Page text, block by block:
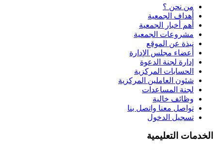
من نحن ؟
أهداف الجمعية
أهم أخبار الجمعية
مشروعات الجمعية
نبذة عن الموقع
أعضاء مجلس الإدارة
إدارة لجنة الدعوة
الحسابات المركزية
شئون العاملين المركزية
لجنة المساعدات
وظائف خالية
تواصل معنا واتصل بنا
تسجيل الدخول
الخدمات التعليمية